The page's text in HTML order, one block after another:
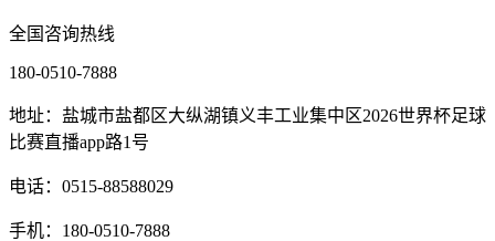
全国咨询热线
180-0510-7888
地址：盐城市盐都区大纵湖镇义丰工业集中区2026世界杯足球
比赛直播app路1号
电话：0515-88588029
手机：180-0510-7888